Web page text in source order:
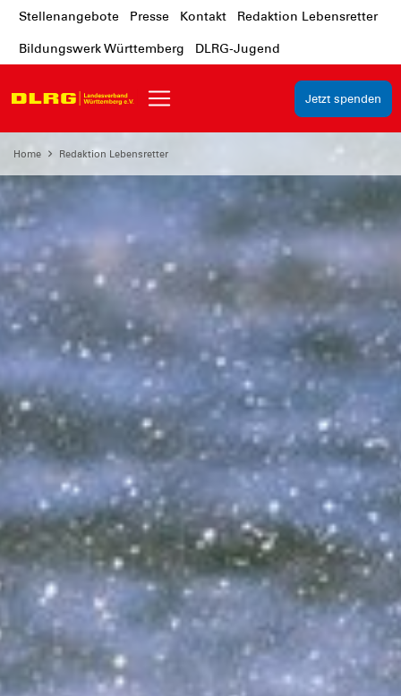
Stellenangebote Presse Kontakt Redaktion Lebensretter
Bildungswerk Württemberg DLRG-Jugend
Jetzt spenden
Home Redaktion Lebensretter